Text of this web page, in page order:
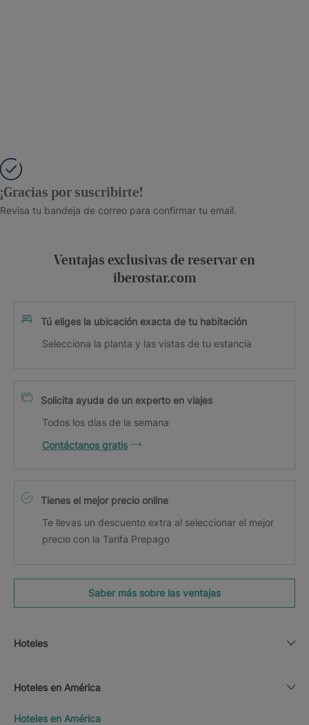
¡Gracias por suscribirte!
Revisa tu bandeja de correo para confirmar tu email.
Ventajas exclusivas de reservar en
iberostar.com
Tú eliges la ubicación exacta de tu habitación
Selecciona la planta y las vistas de tu estancia
Solicita ayuda de un experto en viajes
Todos los días de la semana
Contáctanos gratis
Tienes el mejor precio online
Te llevas un descuento extra al seleccionar el mejor
precio con la Tarifa Prepago
Saber más sobre las ventajas
Hoteles
Hoteles en América
Hoteles en América